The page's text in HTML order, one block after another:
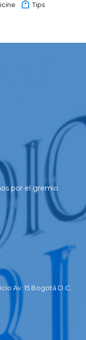
Tips
por el gremio
Av. 15 Bogotá D.C.